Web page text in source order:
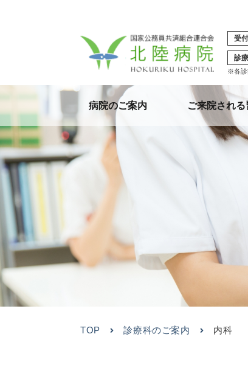
受
診
※各診
病院のご案内 ご来院され
TOP 診療科のご案内 内科